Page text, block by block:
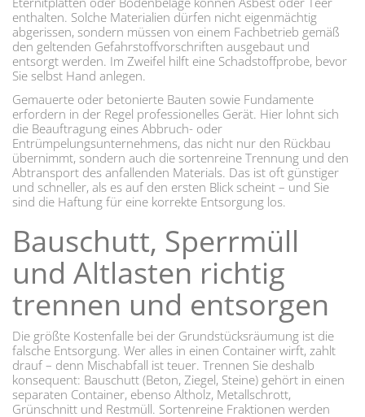
enthalten. Solche Materialien dürfen nicht eigenmächtig
abgerissen, sondern müssen von einem Fachbetrieb gemäß
den geltenden Gefahrstoffvorschriften ausgebaut und
entsorgt werden. Im Zweifel hilft eine Schadstoffprobe, bevor
Sie selbst Hand anlegen.
Gemauerte oder betonierte Bauten sowie Fundamente
erfordern in der Regel professionelles Gerät. Hier lohnt sich
die Beauftragung eines Abbruch- oder
Entrümpelungsunternehmens, das nicht nur den Rückbau
übernimmt, sondern auch die sortenreine Trennung und den
Abtransport des anfallenden Materials. Das ist oft günstiger
und schneller, als es auf den ersten Blick scheint – und Sie
sind die Haftung für eine korrekte Entsorgung los.
Bauschutt, Sperrmüll
und Altlasten richtig
trennen und entsorgen
Die größte Kostenfalle bei der Grundstücksräumung ist die
falsche Entsorgung. Wer alles in einen Container wirft, zahlt
drauf – denn Mischabfall ist teuer. Trennen Sie deshalb
konsequent: Bauschutt (Beton, Ziegel, Steine) gehört in einen
separaten Container, ebenso Altholz, Metallschrott,
Grünschnitt und Restmüll. Sortenreine Fraktionen werden